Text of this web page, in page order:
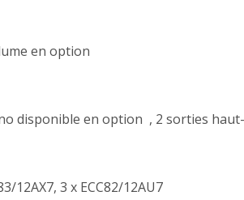
en option
disponible en option , 2 sorties
12AX7, 3 x ECC82/12AU7